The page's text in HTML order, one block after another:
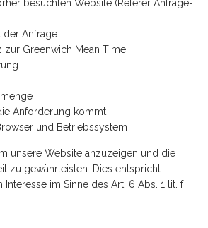
besuchten Website (Referer Anfrage-
der Anfrage
zur Greenwich Mean Time
Anforderung kommt
und Betriebssystem
unsere Website anzuzeigen und die
zu gewährleisten. Dies entspricht
im Sinne des Art. 6 Abs. 1 lit. f